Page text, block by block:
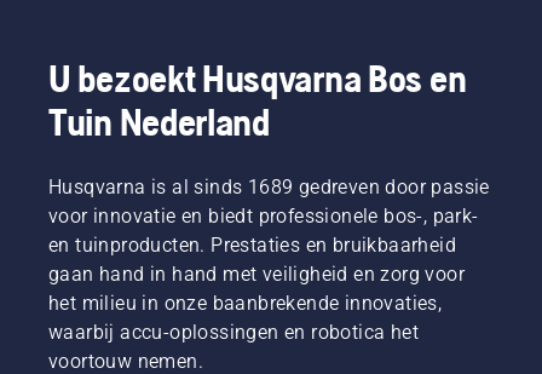
zochten
de beste
prof in
de
op om
die
vraag te
beantwoorden.
of
begint.
U bezoekt Husqvarna Bos en
Tuin Nederland
Husqvarna is al sinds 1689 gedreven door passie
voor innovatie en biedt professionele bos-, park-
en tuinproducten. Prestaties en bruikbaarheid
gaan hand in hand met veiligheid en zorg voor
het milieu in onze baanbrekende innovaties,
waarbij accu-oplossingen en robotica het
voortouw nemen.